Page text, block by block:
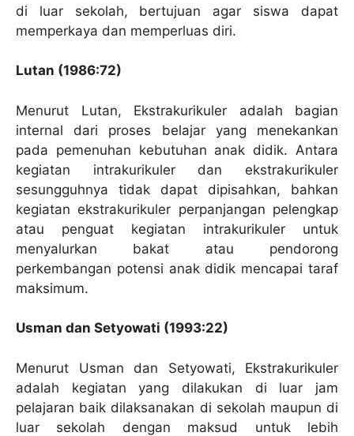
di luar sekolah, bertujuan agar siswa dapat
memperkaya dan memperluas diri.
Lutan (1986:72)
Menurut Lutan, Ekstrakurikuler adalah bagian
internal dari proses belajar yang menekankan
pada pemenuhan kebutuhan anak didik. Antara
kegiatan intrakurikuler dan ekstrakurikuler
sesungguhnya tidak dapat dipisahkan, bahkan
kegiatan ekstrakurikuler perpanjangan pelengkap
atau penguat kegiatan intrakurikuler untuk
menyalurkan bakat atau pendorong
perkembangan potensi anak didik mencapai taraf
maksimum.
Usman dan Setyowati (1993:22)
Menurut Usman dan Setyowati, Ekstrakurikuler
adalah kegiatan yang dilakukan di luar jam
pelajaran baik dilaksanakan di sekolah maupun di
luar sekolah dengan maksud untuk lebih